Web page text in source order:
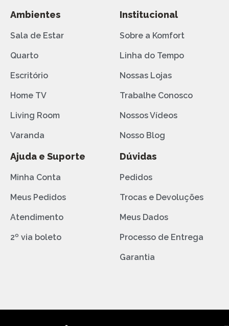
Ambientes
Sala de Estar
Quarto
Escritório
Home TV
Living Room
Varanda
Institucional
Sobre a Komfort
Linha do Tempo
Nossas Lojas
Trabalhe Conosco
Nossos Vídeos
Nosso Blog
Ajuda e Suporte
Minha Conta
Meus Pedidos
Atendimento
2º via boleto
Dúvidas
Pedidos
Trocas e Devoluções
Meus Dados
Processo de Entrega
Garantia